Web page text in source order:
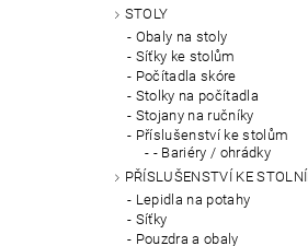
STOLY
Obaly na stoly
Síťky ke stolům
Počítadla skóre
Stolky na počítadla
Stojany na ručníky
Příslušenství ke stolům
- Bariéry / ohrádky
PŘÍSLUŠENSTVÍ KE
Lepidla na potahy
Síťky
Pouzdra a obaly